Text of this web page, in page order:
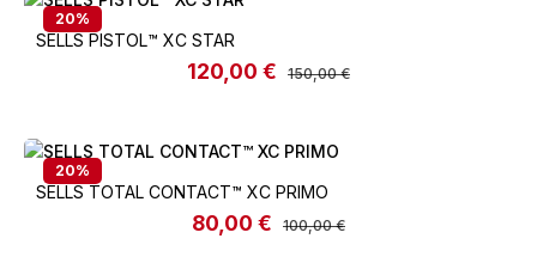
20%
SELLS PISTOL™️ XC STAR
Verkaufspreis:
120,00 € Regulärer Preis:
150,00 €
20%
SELLS TOTAL CONTACT™️ XC PRIMO
Verkaufspreis:
80,00 € Regulärer Preis:
100,00 €